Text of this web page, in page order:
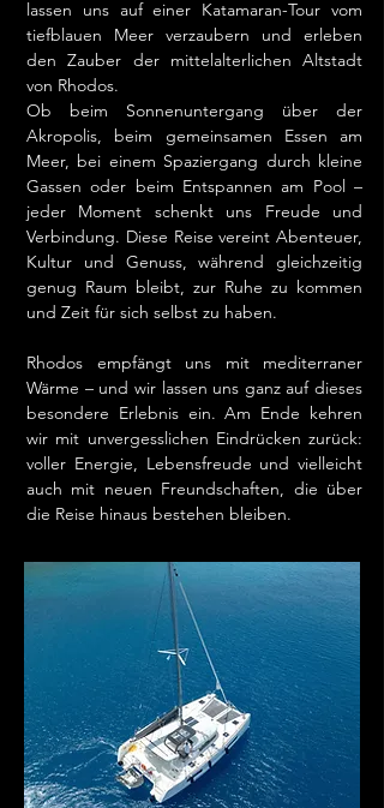
lassen uns auf einer Katamaran-Tour vom
tiefblauen Meer verzaubern und erleben
den Zauber der mittelalterlichen Altstadt
von Rhodos.
Ob beim Sonnenuntergang über der
Akropolis, beim gemeinsamen Essen am
Meer, bei einem Spaziergang durch kleine
Gassen oder beim Entspannen am Pool –
jeder Moment schenkt uns Freude und
Verbindung. Diese Reise vereint Abenteuer,
Kultur und Genuss, während gleichzeitig
genug Raum bleibt, zur Ruhe zu kommen
und Zeit für sich selbst zu haben.
Rhodos empfängt uns mit mediterraner
Wärme – und wir lassen uns ganz auf dieses
besondere Erlebnis ein. Am Ende kehren
wir mit unvergesslichen Eindrücken zurück:
voller Energie, Lebensfreude und vielleicht
auch mit neuen Freundschaften, die über
die Reise hinaus bestehen bleiben.